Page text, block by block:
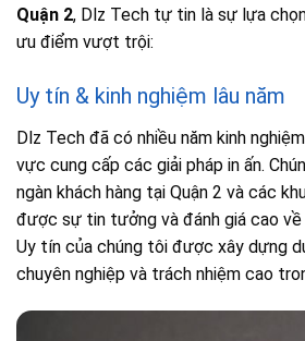
Quận 2, Dlz Tech tự tin là sự lựa
ưu điểm vượt trội:
Uy tín & kinh nghiệm lâu năm
Dlz Tech đã có nhiều năm kinh
vực cung cấp các giải pháp in ấn.
ngàn khách hàng tại Quận 2 và các
được sự tin tưởng và đánh giá cao
Uy tín của chúng tôi được xây dựng
chuyên nghiệp và trách nhiệm cao